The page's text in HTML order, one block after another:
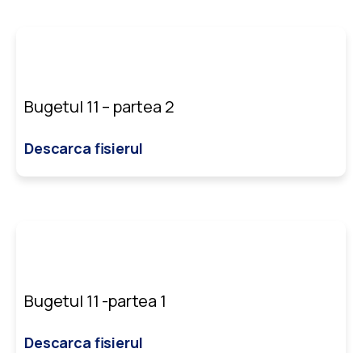
Bugetul 11 – partea 2
Descarca fisierul
Bugetul 11 -partea 1
Descarca fisierul